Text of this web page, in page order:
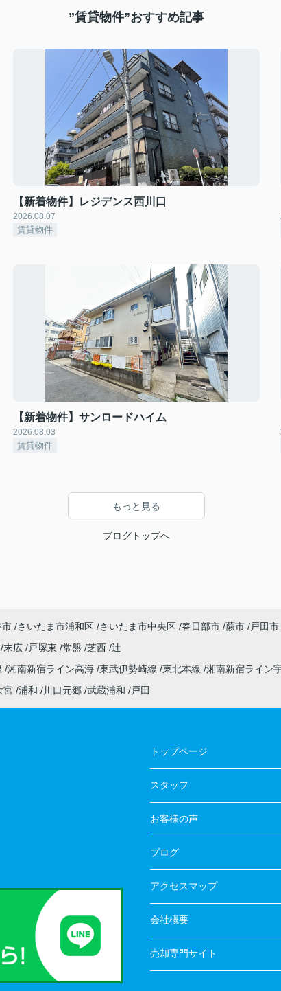
”賃貸物件”おすすめ記事
【新着物件】レジデンス西川口
2026.08.07
賃貸物件
【新着物件】サンロードハイム
2026.08.03
賃貸物件
もっと見る
ブログトップへ
市 さいたま市浦和区 さいたま市中央区 春日部市 蕨市 戸田市
末広 戸塚東 常盤 芝西 辻
湘南新宿ライン高海 東武伊勢崎線 東北本線 湘南新宿ライン
宮 浦和 川口元郷 武蔵浦和 戸田
トップページ
スタッフ
お客様の声
ブログ
アクセスマップ
会社概要
売却専門サイト